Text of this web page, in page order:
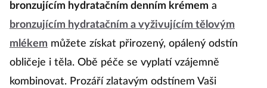
bronzujícím hydratačním denním krémem a
bronzujícím hydratačním a vyživujícím tělovým
mlékem můžete získat přirozený, opálený odstín
obličeje i těla. Obě péče se vyplatí vzájemně
kombinovat. Prozáří zlatavým odstínem Vaši